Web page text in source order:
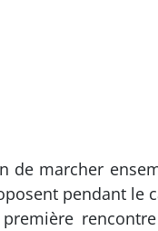
de marcher
pendant le
première